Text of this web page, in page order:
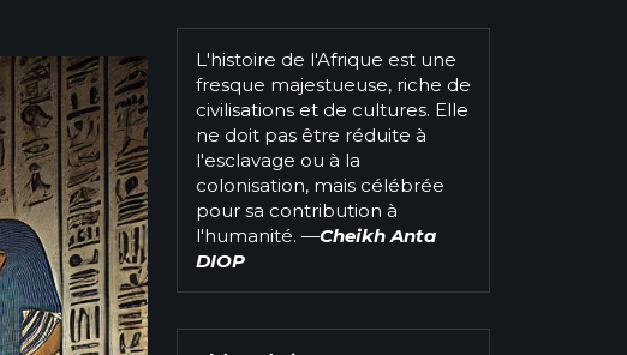
L'histoire de l'Afrique est une
fresque majestueuse, riche de
civilisations et de cultures. Elle
ne doit pas être réduite à
l'esclavage ou à la
colonisation, mais célébrée
pour sa contribution à
l'humanité. —Cheikh Anta
DIOP